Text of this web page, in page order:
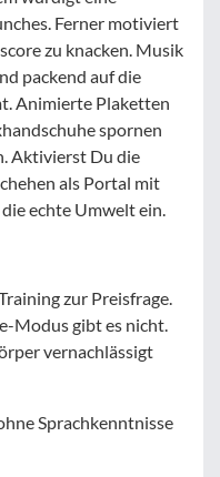
Ferner motiviert
zu knacken. Musik
packend auf die
Animierte Plaketten
spornen
Aktivierst Du die
als Portal mit
echte Umwelt ein.
zur Preisfrage.
Modus gibt es nicht.
vernachlässigt
Sprachkenntnisse